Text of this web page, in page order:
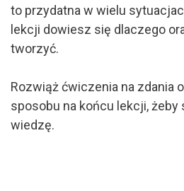
to przydatna w wielu
lekcji dowiesz się dlaczego
tworzyć.
Rozwiąż ćwiczenia na zdania
sposobu na końcu lekcji,
wiedzę.